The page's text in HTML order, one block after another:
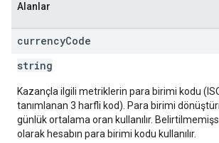
Alanlar
currencyCode
string
Kazançla ilgili metriklerin para birimi kodu
tanımlanan 3 harfli kod). Para birimi
günlük ortalama oran kullanılır.
olarak hesabın para birimi kodu kullanılır.